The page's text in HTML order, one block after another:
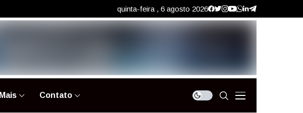
quinta-feira , 6 agosto 2026
Mais Contato